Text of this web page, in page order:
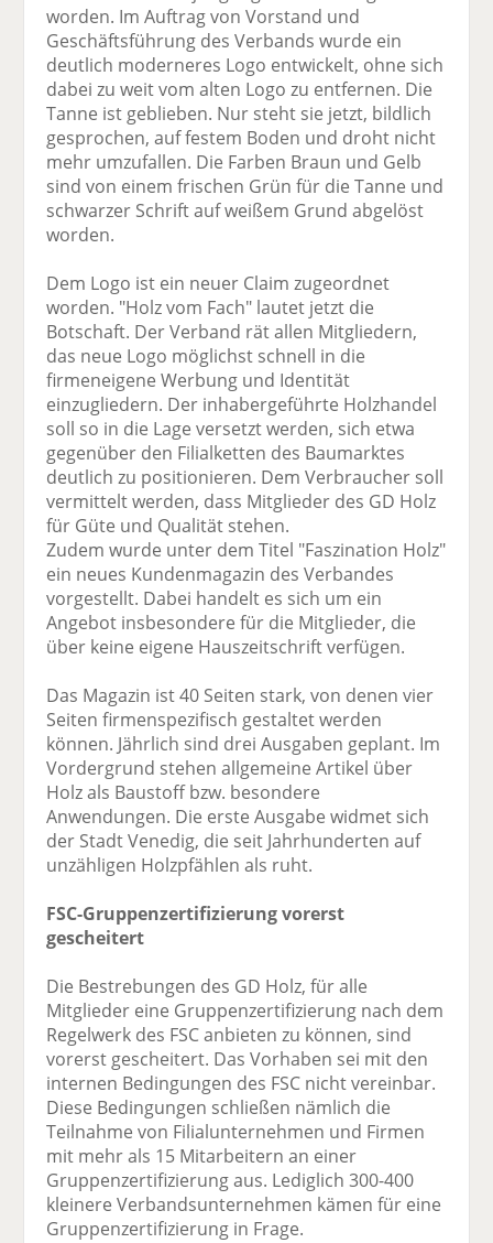
worden. Im Auftrag von Vorstand und
Geschäftsführung des Verbands wurde ein
deutlich moderneres Logo entwickelt, ohne sich
dabei zu weit vom alten Logo zu entfernen. Die
Tanne ist geblieben. Nur steht sie jetzt, bildlich
gesprochen, auf festem Boden und droht nicht
mehr umzufallen. Die Farben Braun und Gelb
sind von einem frischen Grün für die Tanne und
schwarzer Schrift auf weißem Grund abgelöst
worden.
Dem Logo ist ein neuer Claim zugeordnet
worden. "Holz vom Fach" lautet jetzt die
Botschaft. Der Verband rät allen Mitgliedern,
das neue Logo möglichst schnell in die
firmeneigene Werbung und Identität
einzugliedern. Der inhabergeführte Holzhandel
soll so in die Lage versetzt werden, sich etwa
gegenüber den Filialketten des Baumarktes
deutlich zu positionieren. Dem Verbraucher soll
vermittelt werden, dass Mitglieder des GD Holz
für Güte und Qualität stehen.
Zudem wurde unter dem Titel "Faszination Holz"
ein neues Kundenmagazin des Verbandes
vorgestellt. Dabei handelt es sich um ein
Angebot insbesondere für die Mitglieder, die
über keine eigene Hauszeitschrift verfügen.
Das Magazin ist 40 Seiten stark, von denen vier
Seiten firmenspezifisch gestaltet werden
können. Jährlich sind drei Ausgaben geplant. Im
Vordergrund stehen allgemeine Artikel über
Holz als Baustoff bzw. besondere
Anwendungen. Die erste Ausgabe widmet sich
der Stadt Venedig, die seit Jahrhunderten auf
unzähligen Holzpfählen als ruht.
FSC-Gruppenzertifizierung vorerst
gescheitert
Die Bestrebungen des GD Holz, für alle
Mitglieder eine Gruppenzertifizierung nach dem
Regelwerk des FSC anbieten zu können, sind
vorerst gescheitert. Das Vorhaben sei mit den
internen Bedingungen des FSC nicht vereinbar.
Diese Bedingungen schließen nämlich die
Teilnahme von Filialunternehmen und Firmen
mit mehr als 15 Mitarbeitern an einer
Gruppenzertifizierung aus. Lediglich 300-400
kleinere Verbandsunternehmen kämen für eine
Gruppenzertifizierung in Frage.